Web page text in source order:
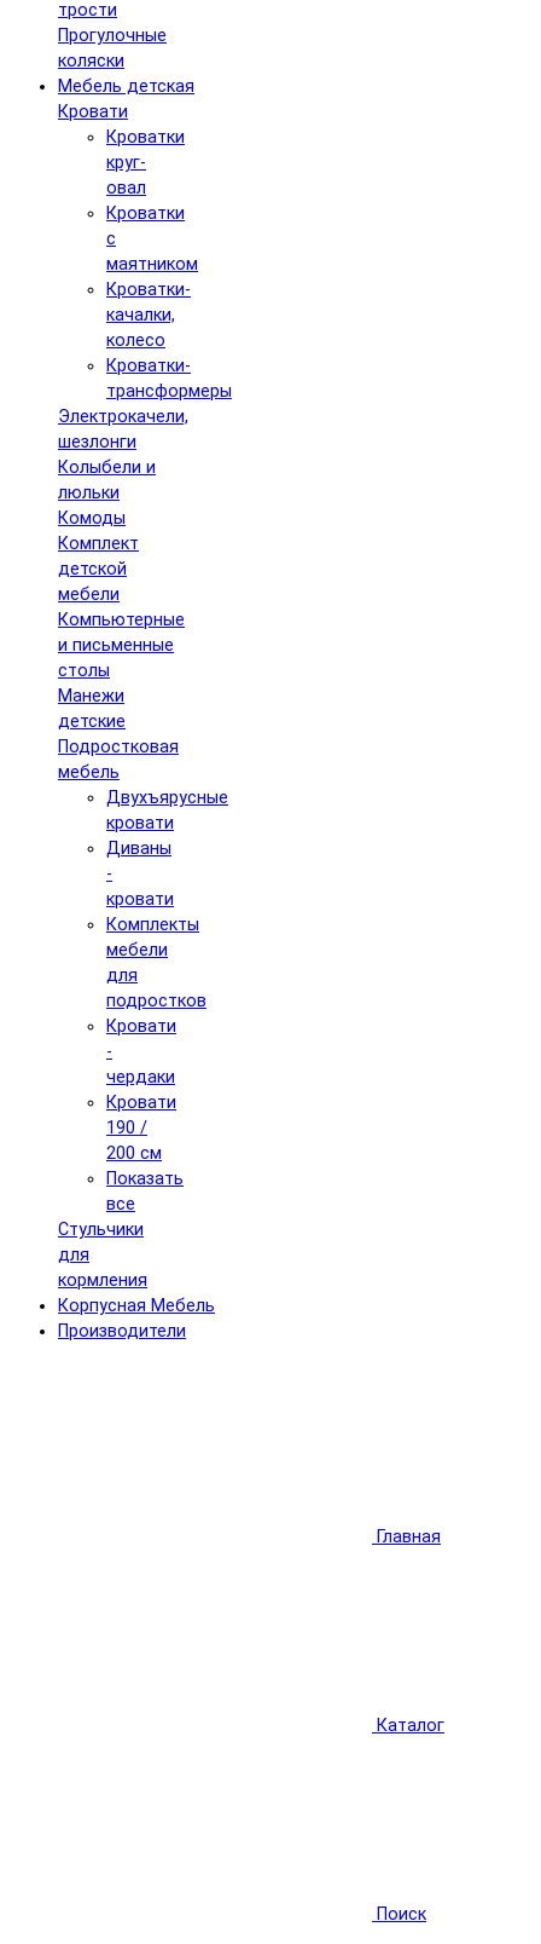
трости
Прогулочные
коляски
Мебель детская
Кровати
Кроватки
круг-
овал
Кроватки
с
маятником
Кроватки-
качалки,
колесо
Кроватки-
трансформеры
Электрокачели,
шезлонги
Колыбели и
люльки
Комоды
Комплект
детской
мебели
Компьютерные
и письменные
столы
Манежи
детские
Подростковая
мебель
Двухъярусные
кровати
Диваны
-
кровати
Комплекты
мебели
для
подростков
Кровати
-
чердаки
Кровати
190 /
200 см
Показать
все
Стульчики
для
кормления
Корпусная Мебель
Производители
Главная
Каталог
Поиск